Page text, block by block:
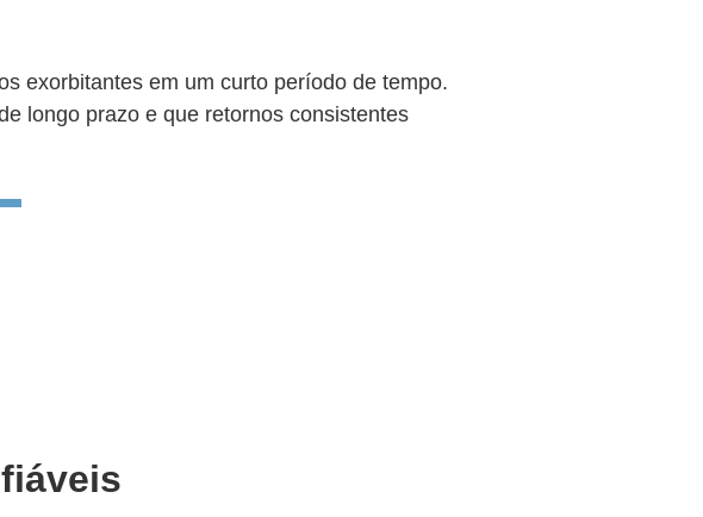
exorbitantes em um curto período de tempo.
longo prazo e que retornos consistentes